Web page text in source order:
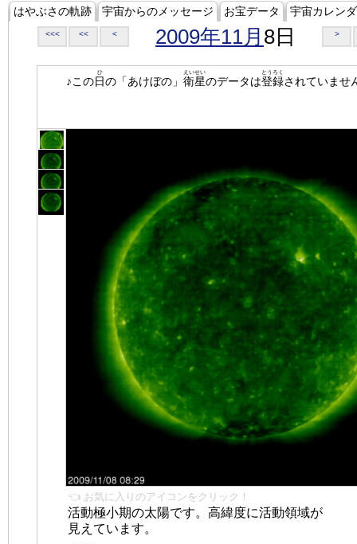
はやぶさの軌跡 宇宙からのメッセージ お宝データ 宇宙カレン
<<< << < 2009年11月 8日 >
♪この日
ひ
の「あけぼの」 衛星
えいせい
のデータは登録
とうろく
されていませ
👈 お気に入りのアイコンをクリック！
活動極小期の太陽です。高緯度に活動領域が
見えています。